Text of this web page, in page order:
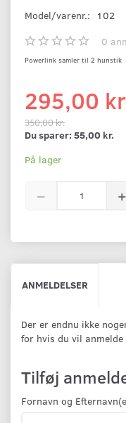
Model/varenr.:
102
0
Powerlink samler til 2 hunstik
295,00
350,00 kr.
Du sparer: 55,00 kr.
På lager
ANMELDELSER
Der er endnu ikke
for hvis du vil anmelde
Tilføj
Fornavn og